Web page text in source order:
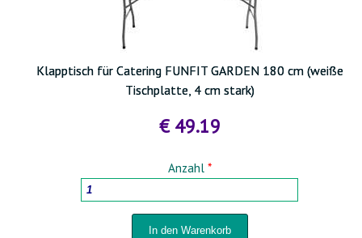
Klapptisch für Catering FUNFIT GARDEN 180 cm (weiße
Tischplatte, 4 cm stark)
€ 49.19
Anzahl *